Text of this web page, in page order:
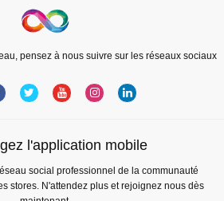
pensez à nous suivre sur les réseaux sociaux
l'application mobile
social professionnel de la communauté
stores. N'attendez plus et rejoignez nous dès